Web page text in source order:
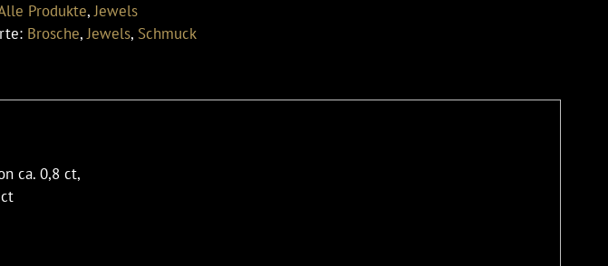
Produkte,Jewels
Brosche,Jewels, Schmuck
ca. 0,8 ct,